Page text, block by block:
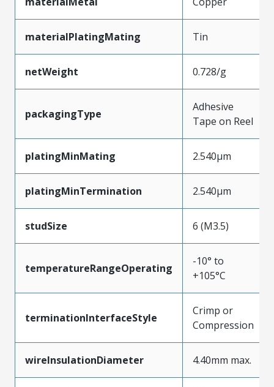
materialPlatingMating Tin
netWeight 0.728/g
packagingType
Adhesive
Tape on Reel
platingMinMating 2.540µm
platingMinTermination 2.540µm
studSize 6 (M3.5)
temperatureRangeOperating
-10° to
+105°C
terminationInterfaceStyle
Crimp or
Compression
wireInsulationDiameter 4.40mm max.